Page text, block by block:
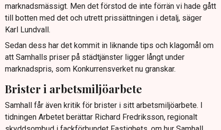
marknadsmässigt. Men det förstod de inte förrän vi hade gått
till botten med det och utrett prissättningen i detalj, säger
Karl Lundvall.
Sedan dess har det kommit in liknande tips och klagomål om
att Samhalls priser på städtjänster ligger långt under
marknadspris, som Konkurrensverket nu granskar.
Brister i arbetsmiljöarbete
Samhall får även kritik för brister i sitt arbetsmiljöarbete. I
tidningen Arbetet berättar Richard Fredriksson, regionalt